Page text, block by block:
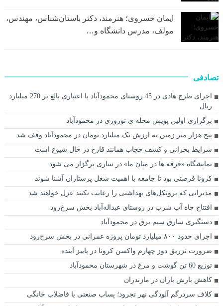
ایمان خسروی؛ هنرمند، دکتر باستان‌شناس، مهندس،
مولف، مدرس دانشگاه و…
تصادفی
اجرای طرح هادی در 45 روستای محمودآباد با اعتباری بالغ بر 270 میلیارد
ریال
برگزاری اولین پویش محله ی نوروزی در محمودآباد
پنج هزار متر زمین به ارزش یک میلیارد تومان در محمودآباد وقف شد
شرایط بحرانی و کشف حجاب همانند قارچ در حال شیوع است
نمایشگاه «فرقه ها در میان ما» در ساری برگزار می شود
کرونا فرصتی بود تا جامعه با اهمیت شغل پرستاران آشنا شوند
مدیرانی که پروتکل‌های بهداشتی را رعایت نکنند عزل خواهند شد
افتتاح چاه آب شرب در روستای عبداله‌آباد بخش سرخ‌رود
دستگیری سارق سیم برق در محمودآباد
اجرای حدود ۸۰۰ میلیارد تومان پروژه عمرانی در بخش سرخ‌رود
ضرورت تزریق دوز چهارم واکسن کرونا در پاییز آینده
توزیع 60 تن گوشت و مرغ در شهرستان محمودآباد
کاهش بارش‌ باران در مازندران
کلاف سردرگم آلودگی نهر تجرود؛ پساب صنعتی یا فاضلاب خانگی